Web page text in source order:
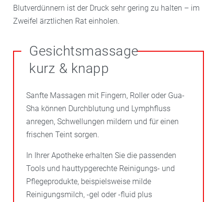
Blutverdünnern ist der Druck sehr gering zu halten – im
Zweifel ärztlichen Rat einholen.
Gesichtsmassage
kurz & knapp
Sanfte Massagen mit Fingern, Roller oder Gua-
Sha können Durchblutung und Lymphfluss
anregen, Schwellungen mildern und für einen
frischen Teint sorgen.
In Ihrer Apotheke erhalten Sie die passenden
Tools und hauttypgerechte Reinigungs- und
Pflegeprodukte, beispielsweise milde
Reinigungsmilch, -gel oder -fluid plus